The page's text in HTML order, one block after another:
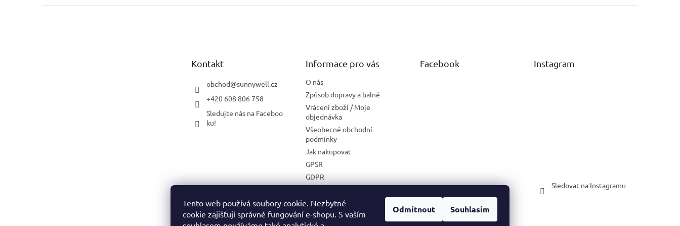
Tento web používá soubory cookie. Nezbytné
cookie zajišťují správné fungování e-shopu. S vaším
Odmítnout Souhlasím
Kontakt
obchod@sunnywell.cz
+420 608 806 758
Sledujte nás na Faceboo
ku!
Informace pro vás
O nás
Způsob dopravy a balné
Vrácení zboží / Moje
objednávka
Všeobecné obchodní
podmínky
Jak nakupovat
GPSR
GDPR
Velkoobchodní spolupráce
Facebook Instagram
Sledovat na Instagramu